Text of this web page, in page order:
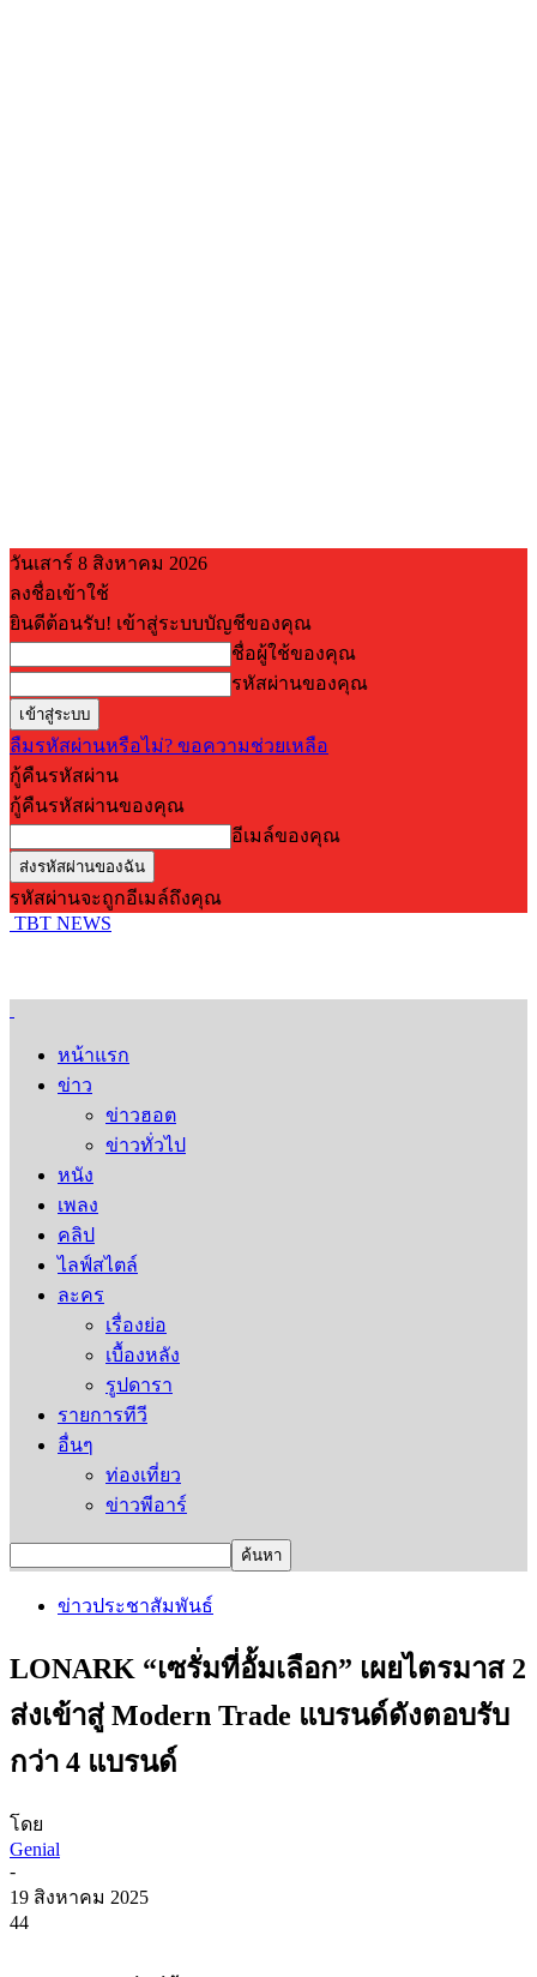
วันเสาร์ 8 สิงหาคม 2026
ลงชื่อเข้าใช้
ยินดีต้อนรับ! เข้าสู่ระบบบัญชีของคุณ
ชื่อผู้ใช้ของคุณ
รหัสผ่านของคุณ
ลืมรหัสผ่านหรือไม่? ขอความช่วยเหลือ
กู้คืนรหัสผ่าน
กู้คืนรหัสผ่านของคุณ
อีเมล์ของคุณ
รหัสผ่านจะถูกอีเมล์ถึงคุณ
TBT NEWS
หน้าแรก
ข่าว
ข่าวฮอต
ข่าวทั่วไป
หนัง
เพลง
คลิป
ไลฟ์สไตล์
ละคร
เรื่องย่อ
เบื้องหลัง
รูปดารา
รายการทีวี
อื่นๆ
ท่องเที่ยว
ข่าวพีอาร์
ข่าวประชาสัมพันธ์
LONARK “เซรั่มที่อั้มเลือก” เผยไตรมาส 2
ส่งเข้าสู่ Modern Trade แบรนด์ดังตอบรับ
กว่า 4 แบรนด์
โดย
Genial
-
19 สิงหาคม 2025
44